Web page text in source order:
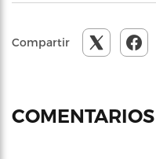
Compartir
COMENTARIOS